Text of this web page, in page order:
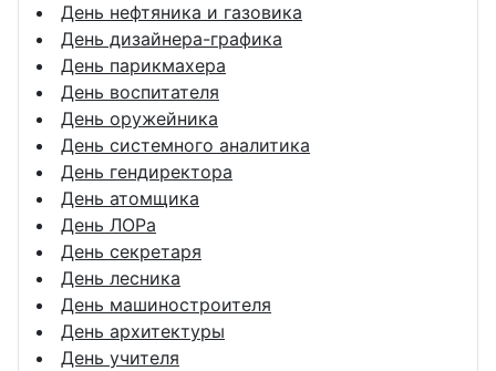
День нефтяника и газовика
День дизайнера-графика
День парикмахера
День воспитателя
День оружейника
День системного аналитика
День гендиректора
День атомщика
День ЛОРа
День секретаря
День лесника
День машиностроителя
День архитектуры
День учителя